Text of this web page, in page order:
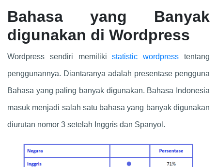
Bahasa yang Banyak
digunakan di Wordpress
Wordpress sendiri memilikistatistic wordpress tentang
penggunannya. Diantaranya adalah presentase pengguna
Bahasa yang paling banyak digunakan. Bahasa Indonesia
masuk menjadi salah satu bahasa yang banyak digunakan
diurutan nomor 3 setelah Inggris dan Spanyol.